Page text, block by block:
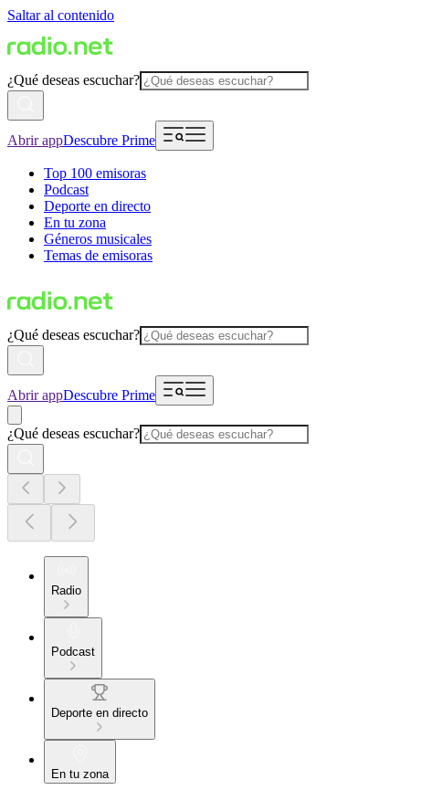
Saltar al contenido
¿Qué deseas escuchar?
Abrir appDescubre Prime
Top 100 emisoras
Podcast
Deporte en directo
En tu zona
Géneros musicales
Temas de emisoras
¿Qué deseas escuchar?
Abrir appDescubre Prime
¿Qué deseas escuchar?
Radio
Podcast
Deporte en directo
En tu zona